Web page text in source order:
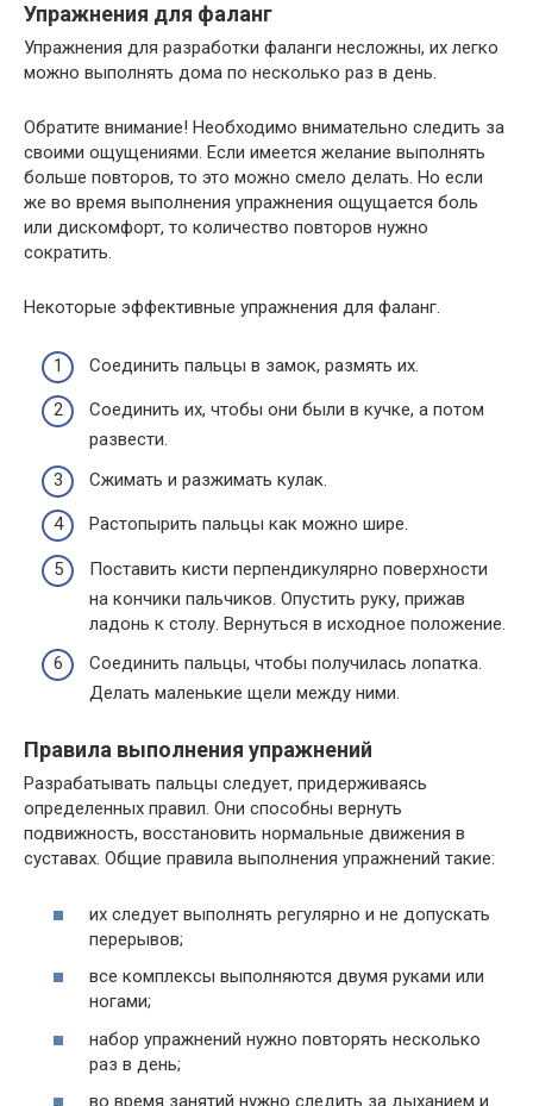
Упражнения для фаланг
Упражнения для разработки фаланги несложны, их легко
можно выполнять дома по несколько раз в день.
Обратите внимание! Необходимо внимательно следить за
своими ощущениями. Если имеется желание выполнять
больше повторов, то это можно смело делать. Но если
же во время выполнения упражнения ощущается боль
или дискомфорт, то количество повторов нужно
сократить.
Некоторые эффективные упражнения для фаланг.
Соединить пальцы в замок, размять их.
Соединить их, чтобы они были в кучке, а потом
развести.
Сжимать и разжимать кулак.
Растопырить пальцы как можно шире.
Поставить кисти перпендикулярно поверхности
на кончики пальчиков. Опустить руку, прижав
ладонь к столу. Вернуться в исходное положение.
Соединить пальцы, чтобы получилась лопатка.
Делать маленькие щели между ними.
Правила выполнения упражнений
Разрабатывать пальцы следует, придерживаясь
определенных правил. Они способны вернуть
подвижность, восстановить нормальные движения в
суставах. Общие правила выполнения упражнений такие:
их следует выполнять регулярно и не допускать
перерывов;
все комплексы выполняются двумя руками или
ногами;
набор упражнений нужно повторять несколько
раз в день;
во время занятий нужно следить за дыханием и